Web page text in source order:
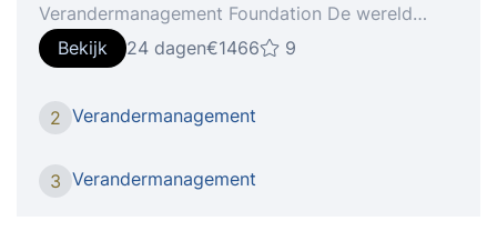
Verandermanagement Foundation De wereld
verandert voortdurend. Organisaties moeten
steeds sneller op deze veranderingen kunnen
inspelen. Dit vereist niet alleen een uitstekend
projectmanagement, maar vraagt ook aandacht
verandermanagement. projectmanagers,
Bekijk 24 dagen€1466 9
2 Verandermanagement
3 Verandermanagement